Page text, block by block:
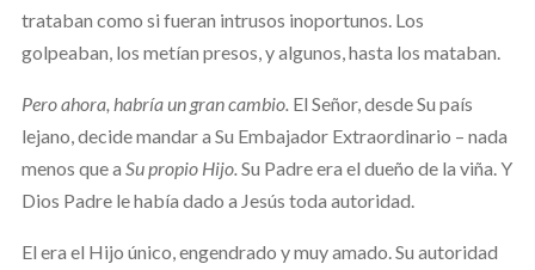
trataban como si fueran intrusos inoportunos. Los
golpeaban, los metían presos, y algunos, hasta los mataban.
Pero ahora, habría un gran cambio. El Señor, desde Su país
lejano, decide mandar a Su Embajador Extraordinario – nada
menos que a Su propio Hijo. Su Padre era el dueño de la viña. Y
Dios Padre le había dado a Jesús toda autoridad.
El era el Hijo único, engendrado y muy amado. Su autoridad